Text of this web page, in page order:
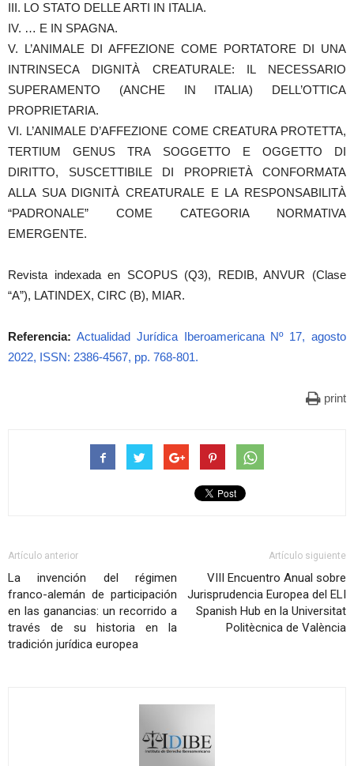
III. LO STATO DELLE ARTI IN ITALIA.
IV. … E IN SPAGNA.
V. L’ANIMALE DI AFFEZIONE COME PORTATORE DI UNA
INTRINSECA DIGNITÀ CREATURALE: IL NECESSARIO
SUPERAMENTO (ANCHE IN ITALIA) DELL’OTTICA
PROPRIETARIA.
VI. L’ANIMALE D’AFFEZIONE COME CREATURA PROTETTA,
TERTIUM GENUS TRA SOGGETTO E OGGETTO DI
DIRITTO, SUSCETTIBILE DI PROPRIETÀ CONFORMATA
ALLA SUA DIGNITÀ CREATURALE E LA RESPONSABILITÀ
“PADRONALE” COME CATEGORIA NORMATIVA
EMERGENTE.
Revista indexada en SCOPUS (Q3), REDIB, ANVUR (Clase
“A”), LATINDEX, CIRC (B), MIAR.
Referencia: Actualidad Jurídica Iberoamericana Nº 17, agosto
2022, ISSN: 2386-4567, pp. 768-801.
print
Artículo anterior
La invención del régimen
franco-alemán de participación
en las ganancias: un recorrido a
través de su historia en la
tradición jurídica europea
Artículo siguiente
VIII Encuentro Anual sobre
Jurisprudencia Europea del ELI
Spanish Hub en la Universitat
Politècnica de València